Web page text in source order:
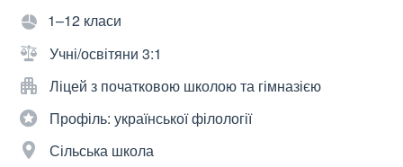
1–12 класи
Учні/освітяни 3:1
Ліцей з початковою школою та гімназією
Профіль: української філології
Сільська школа